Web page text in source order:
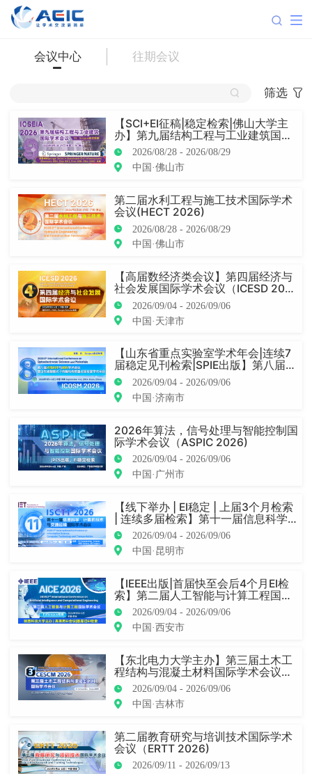
会议中心 往期会议
筛选
【SCI+EI征稿|稳定检索|佛山大学主
办】第九届结构工程与工业建筑国际
学术会议（ICSEIA 2026）
2026/08/28 - 2026/08/29
中国·佛山市
第二届水利工程与施工技术国际学术
会议(HECT 2026)
2026/08/28 - 2026/08/29
中国·佛山市
【高届数经济类会议】第四届经济与
社会发展国际学术会议（ICESD 202
6）
2026/09/04 - 2026/09/06
中国·天津市
【山东省重点实验室学术年会|连续7
届稳定见刊检索|SPIE出版】第八届光
电科学与材料国际学术会议（ICOSM
2026）
2026/09/04 - 2026/09/06
中国·济南市
2026年算法，信号处理与智能控制国
际学术会议（ASPIC 2026)
2026/09/04 - 2026/09/06
中国·广州市
【线下举办 | EI稳定 | 上届3个月检索
| 连续多届检索】第十一届信息科学、
计算机技术与交通运输国际学术会议
（ISCTT 2026）
2026/09/04 - 2026/09/06
中国·昆明市
【IEEE出版|首届快至会后4个月EI检
索】第二届人工智能与计算工程国际
学术会议（AICE 2026）
2026/09/04 - 2026/09/06
中国·西安市
【东北电力大学主办】第三届土木工
程结构与混凝土材料国际学术会议
（CESCM 2026）
2026/09/04 - 2026/09/06
中国·吉林市
第二届教育研究与培训技术国际学术
会议（ERTT 2026)
2026/09/11 - 2026/09/13